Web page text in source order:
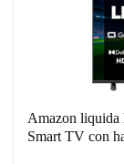
Amazon liquida
Smart TV con